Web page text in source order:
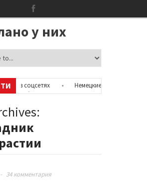
у них
в соцсетях
Немецкие неонацисты,
бездомных мигрантов оккупировали
- 34 комментария